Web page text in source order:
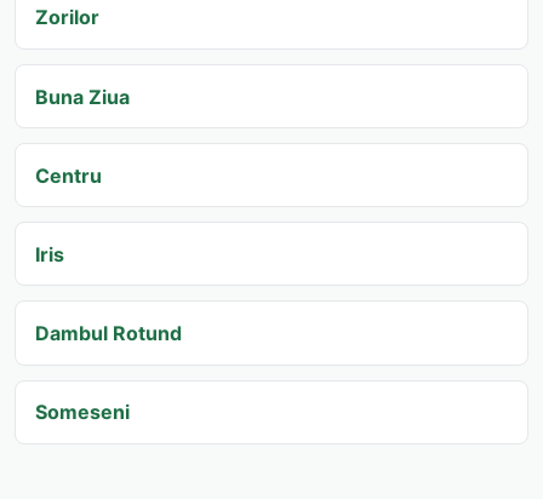
Zorilor
Buna Ziua
Centru
Iris
Dambul Rotund
Someseni